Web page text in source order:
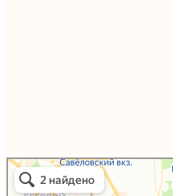
Упаковали Онлайн в Москве
Москва